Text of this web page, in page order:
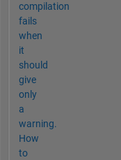
compilation
fails
when
it
should
give
only
a
warning.
How
to